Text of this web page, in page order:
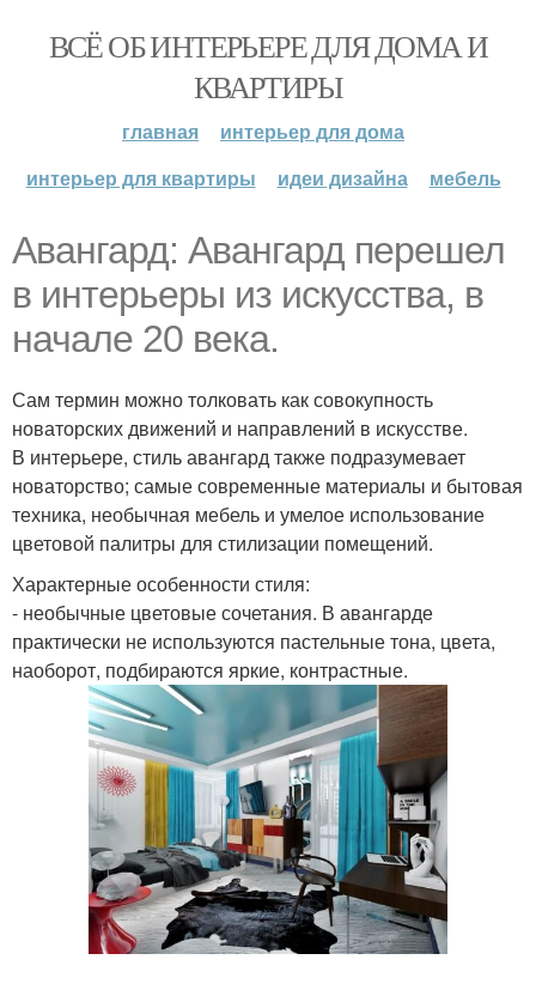
ВСЁ ОБ ИНТЕРЬЕРЕ ДЛЯ ДОМА И
КВАРТИРЫ
главная
интерьер для дома
интерьер для квартиры
идеи дизайна мебель
Авангард: Авангард перешел
в интерьеры из искусства, в
начале 20 века.
Сам термин можно толковать как совокупность
новаторских движений и направлений в искусстве.
В интерьере, стиль авангард также подразумевает
новаторство; самые современные материалы и бытовая
техника, необычная мебель и умелое использование
цветовой палитры для стилизации помещений.
Характерные особенности стиля:
- необычные цветовые сочетания. В авангарде
практически не используются пастельные тона, цвета,
наоборот, подбираются яркие, контрастные.